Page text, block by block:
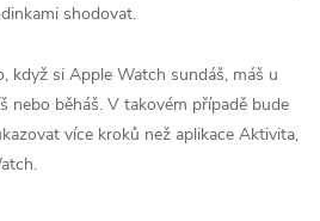
shodovat.
když si Apple Watch sundáš, máš u
nebo běháš. V takovém případě bude
více kroků než aplikace Aktivita,